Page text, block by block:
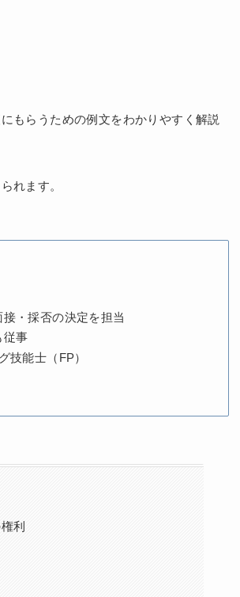
もらうための例文をわかりやすく解説
れます。
・採否の決定を担当
従事
技能士（FP）
利